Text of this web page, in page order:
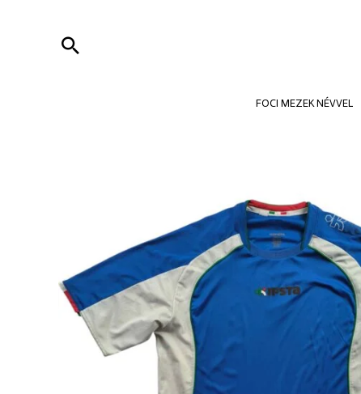
Search
FOCI MEZEK NÉVVEL